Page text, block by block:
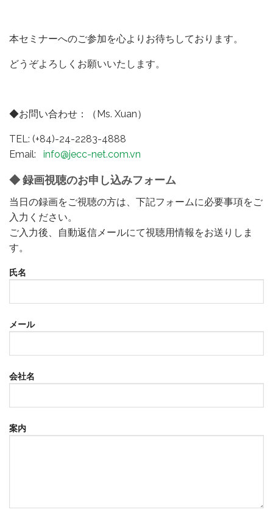
本セミナーへのご参加を心よりお待ちしております。
どうぞよろしくお願いいたします。
◆お問い合わせ：（Ms. Xuan）
TEL: (+84)-24-2283-4888
Email: info@jecc-net.com.vn
◆ 録画視聴のお申し込みフォーム
当日の録画をご視聴の方は、下記フォームに必要事項をご
入力ください。
ご入力後、自動返信メールにて視聴用情報をお送りしま
す。
氏名
メール
会社名
案内